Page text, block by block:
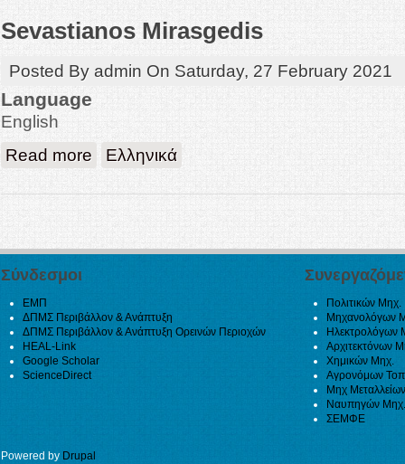
Sevastianos Mirasgedis
Posted By admin On Saturday, 27 February 2021
Language
English
Read more about Sevastianos Mirasgedis
Ελληνικά
Σύνδεσμοι
ΕΜΠ
ΔΠΜΣ Περιβάλλον & Ανάπτυξη
ΔΠΜΣ Περιβάλλον & Ανάπτυξη Ορεινών Περιοχών
HEAL-Link
Google Scholar
ScienceDirect
Πολιτικών Μηχ.
Μηχανολόγων
Ηλεκτρολόγων
Αρχιτεκτόνων
Χημικών Μηχ.
Αγρονόμων
Μηχ
Ναυπηγών Μηχ.
ΣΕΜΦΕ
Powered by Drupal